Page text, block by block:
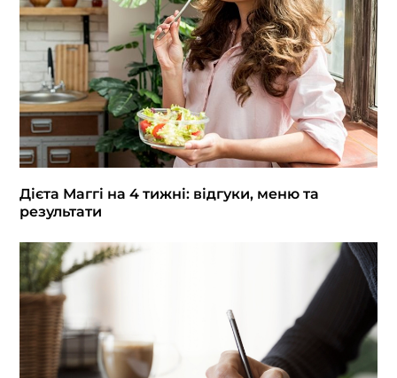
Дієта Маггі на 4 тижні: відгуки, меню та
результати